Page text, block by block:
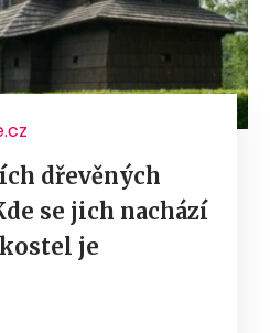
dřevěných
se jich nachází
je